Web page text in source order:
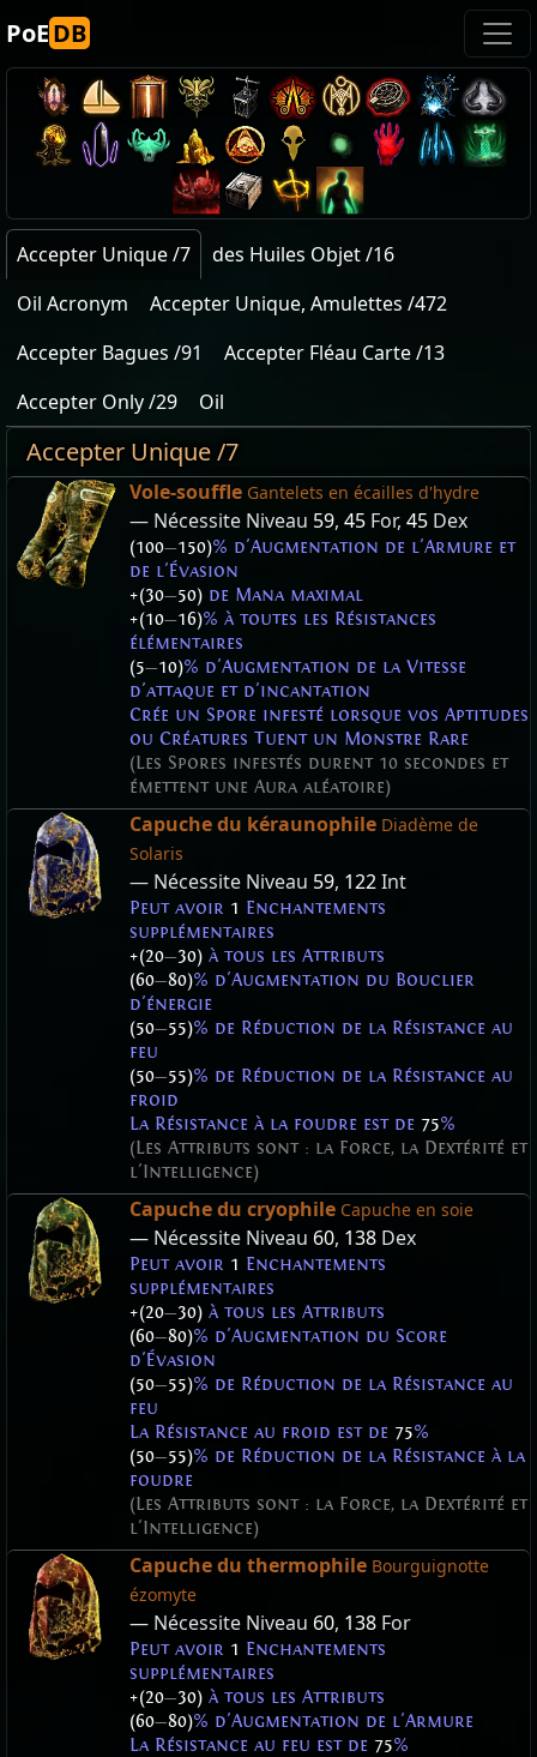
PoEDB
Accepter Unique /7
des Huiles Objet /16
Oil Acronym
Accepter Unique, Amulettes /472
Accepter Bagues /91
Accepter Fléau Carte /13
Accepter Only /29
Oil
Accepter Unique /7
Vole-souffle Gantelets en écailles d'hydre
— Nécessite Niveau 59, 45 For, 45 Dex
(100—150)% d'Augmentation de l'Armure et
de l'Évasion
+(30—50) de Mana maximal
+(10—16)% à toutes les Résistances
élémentaires
(5—10)% d'Augmentation de la Vitesse
d'attaque et d'incantation
Crée un Spore infesté lorsque vos Aptitudes
ou Créatures Tuent un Monstre Rare
(Les Spores infestés durent 10 secondes et
émettent une Aura aléatoire)
Capuche du kéraunophile Diadème de
Solaris
— Nécessite Niveau 59, 122Int
Peut avoir 1 Enchantements
supplémentaires
+(20—30) à tous les Attributs
(60—80)% d'Augmentation du Bouclier
d'énergie
(50—55)% de Réduction de la Résistance au
feu
(50—55)% de Réduction de la Résistance au
froid
La Résistance à la foudre est de 75%
(Les Attributs sont : la Force, la Dextérité et
l'Intelligence)
Capuche du cryophile Capuche en soie
— Nécessite Niveau 60, 138 Dex
Peut avoir 1 Enchantements
supplémentaires
+(20—30) à tous les Attributs
(60—80)% d'Augmentation du Score
d'Évasion
(50—55)% de Réduction de la Résistance au
feu
La Résistance au froid est de 75%
(50—55)% de Réduction de la Résistance à la
foudre
(Les Attributs sont : la Force, la Dextérité et
l'Intelligence)
Capuche du thermophile Bourguignotte
ézomyte
— Nécessite Niveau 60, 138 For
Peut avoir 1 Enchantements
supplémentaires
+(20—30) à tous les Attributs
(60—80)% d'Augmentation de l'Armure
La Résistance au feu est de 75%